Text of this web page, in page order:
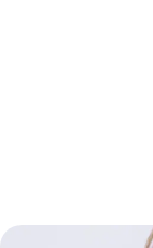
FASHION